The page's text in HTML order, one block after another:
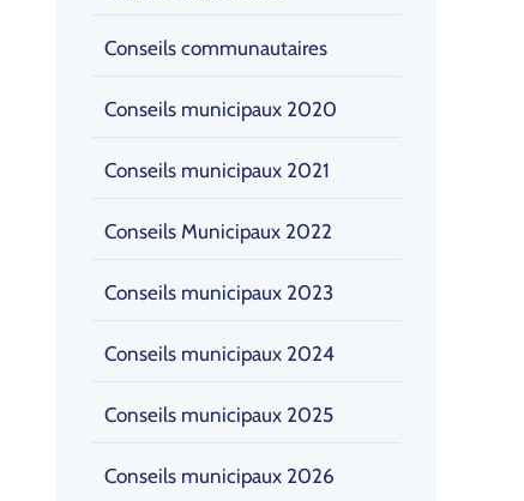
Conseils communautaires
Conseils municipaux 2020
Conseils municipaux 2021
Conseils Municipaux 2022
Conseils municipaux 2023
Conseils municipaux 2024
Conseils municipaux 2025
Conseils municipaux 2026